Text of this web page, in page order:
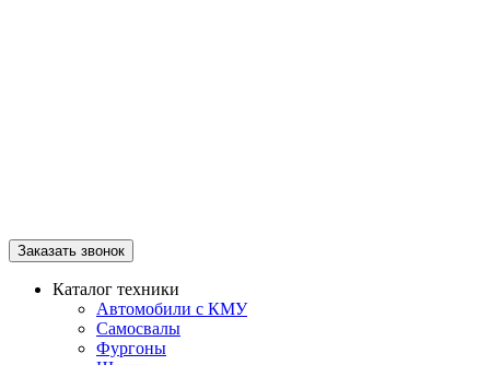
Заказать звонок
Каталог техники
Автомобили с КМУ
Самосвалы
Фургоны